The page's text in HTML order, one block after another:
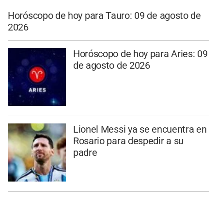
Horóscopo de hoy para Tauro: 09 de agosto de
2026
Horóscopo de hoy para Aries: 09
de agosto de 2026
Lionel Messi ya se encuentra en
Rosario para despedir a su
padre